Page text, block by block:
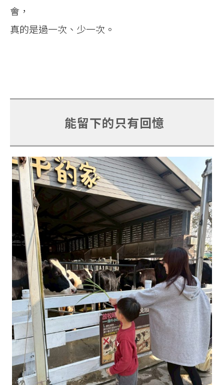
會，
真的是過一次、少一次。
能留下的只有回憶